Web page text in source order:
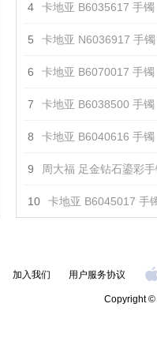
4 卡地亚 B6035617 手镯
5 卡地亚 N6036917 手镯
6 卡地亚 B6070017 手镯
7 卡地亚 B6038500 手镯
8 卡地亚 B6040616 手镯
9 周大福 足金钻石鎏彩
10 卡地亚 B6045017 手
加入我们 用户服务协议
Copyright ©